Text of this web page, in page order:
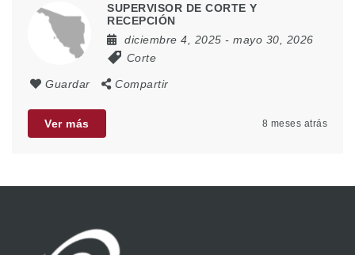
SUPERVISOR DE CORTE Y
RECEPCIÓN
diciembre 4, 2025 - mayo 30, 2026
Corte
Guardar Compartir
Ver más 8 meses atrás